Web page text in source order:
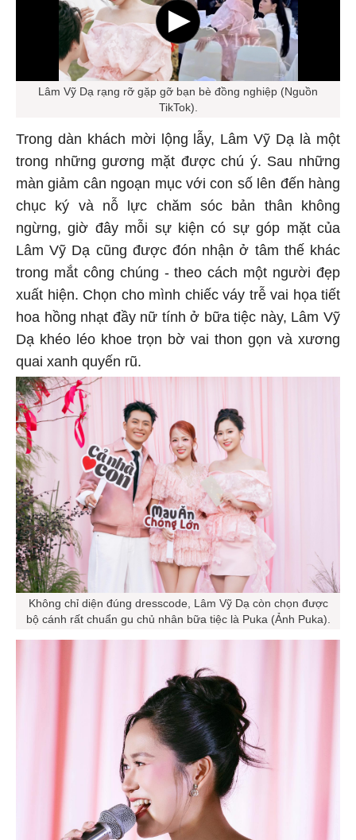
Lâm Vỹ Dạ rạng rỡ gặp gỡ bạn bè đồng nghiệp (Nguồn
TikTok).
Trong dàn khách mời lộng lẫy, Lâm Vỹ Dạ là một
trong những gương mặt được chú ý. Sau những
màn giảm cân ngoạn mục với con số lên đến hàng
chục ký và nỗ lực chăm sóc bản thân không
ngừng, giờ đây mỗi sự kiện có sự góp mặt của
Lâm Vỹ Dạ cũng được đón nhận ở tâm thế khác
trong mắt công chúng - theo cách một người đẹp
xuất hiện. Chọn cho mình chiếc váy trễ vai họa tiết
hoa hồng nhạt đầy nữ tính ở bữa tiệc này, Lâm Vỹ
Dạ khéo léo khoe trọn bờ vai thon gọn và xương
quai xanh quyến rũ.
Không chỉ diện đúng dresscode, Lâm Vỹ Dạ còn chọn được
bộ cánh rất chuẩn gu chủ nhân bữa tiệc là Puka (Ảnh Puka).